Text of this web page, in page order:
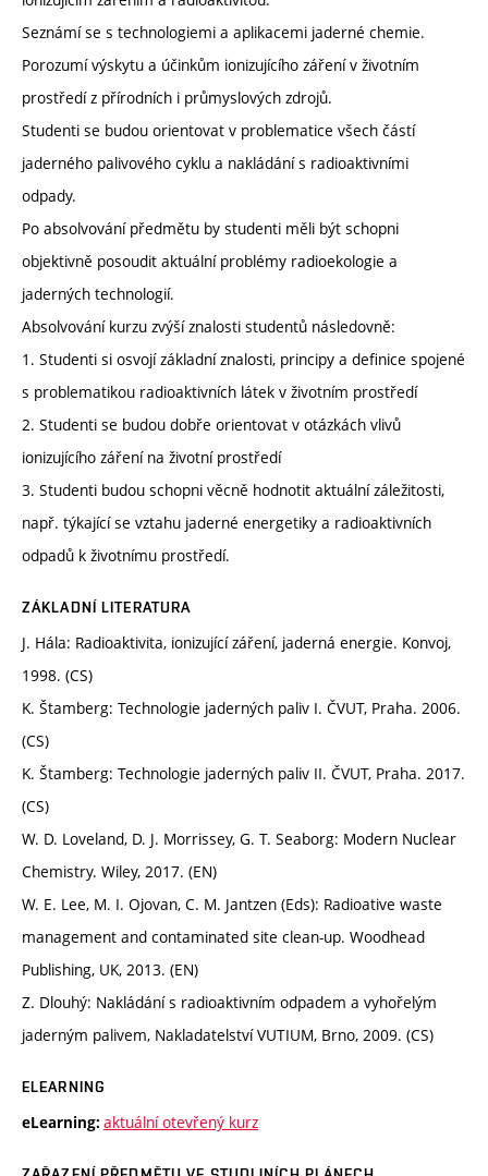
Seznámí se s technologiemi a aplikacemi jaderné chemie.
Porozumí výskytu a účinkům ionizujícího záření v životním
prostředí z přírodních i průmyslových zdrojů.
Studenti se budou orientovat v problematice všech částí
jaderného palivového cyklu a nakládání s radioaktivními
odpady.
Po absolvování předmětu by studenti měli být schopni
objektivně posoudit aktuální problémy radioekologie a
jaderných technologií.
Absolvování kurzu zvýší znalosti studentů následovně:
1. Studenti si osvojí základní znalosti, principy a definice spojené
s problematikou radioaktivních látek v životním prostředí
2. Studenti se budou dobře orientovat v otázkách vlivů
ionizujícího záření na životní prostředí
3. Studenti budou schopni věcně hodnotit aktuální záležitosti,
např. týkající se vztahu jaderné energetiky a radioaktivních
odpadů k životnímu prostředí.
ZÁKLADNÍ LITERATURA
J. Hála: Radioaktivita, ionizující záření, jaderná energie. Konvoj,
1998. (CS)
K. Štamberg: Technologie jaderných paliv I. ČVUT, Praha. 2006.
(CS)
K. Štamberg: Technologie jaderných paliv II. ČVUT, Praha. 2017.
(CS)
W. D. Loveland, D. J. Morrissey, G. T. Seaborg: Modern Nuclear
Chemistry. Wiley, 2017. (EN)
W. E. Lee, M. I. Ojovan, C. M. Jantzen (Eds): Radioative waste
management and contaminated site clean-up. Woodhead
Publishing, UK, 2013. (EN)
Z. Dlouhý: Nakládání s radioaktivním odpadem a vyhořelým
jaderným palivem, Nakladatelství VUTIUM, Brno, 2009. (CS)
ELEARNING
eLearning: aktuální otevřený kurz